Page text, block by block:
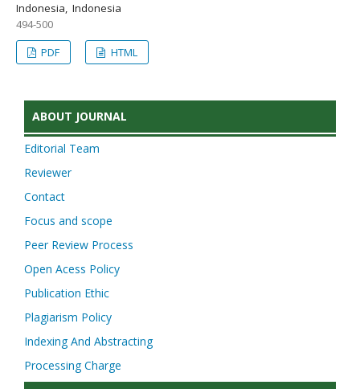
Indonesia, Indonesia
494-500
PDF
HTML
ABOUT JOURNAL
Editorial Team
Reviewer
Contact
Focus and scope
Peer Review Process
Open Acess Policy
Publication Ethic
Plagiarism Policy
Indexing And Abstracting
Processing Charge